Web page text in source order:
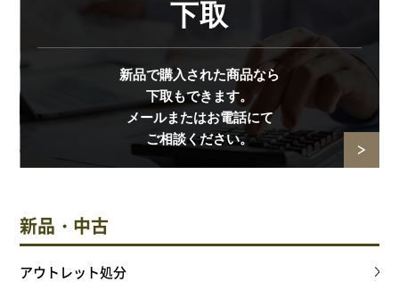
下取
新品で購入された商品なら
下取もできます。
メールまたはお電話にて
ご相談ください。
新品・中古
アウトレット処分